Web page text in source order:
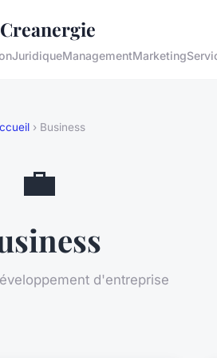
Creanergie
JuridiqueManagementMarketing
› Business
💼
d'entreprise